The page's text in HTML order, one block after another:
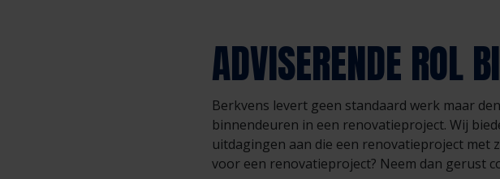
ADVISERENDE ROL
Berkvens levert geen standaard werk maar
binnendeuren in een renovatieproject. Wij
uitdagingen aan die een renovatieproject met
voor een renovatieproject? Neem dan gerust